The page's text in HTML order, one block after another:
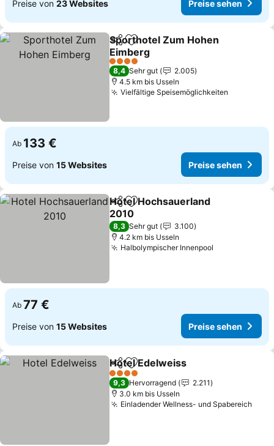
Preise von 23 Websites Preise sehen
TeilenZu Favoriten hinzufügen
Sporthotel Zum Hohen
Eimberg
Preise sehen
4 Sterne
8,4 Sehr gut
2.005
4.5 km bis Usseln
Vielfältige Speisemöglichkeiten
Ab 133 €
Preise von 15 Websites Preise sehen
TeilenZu Favoriten hinzufügen
Hotel Hochsauerland
2010
Preise sehen
8,3 Sehr gut
3.100
4.2 km bis Usseln
Halbolympischer Innenpool
Ab 77 €
Preise von 15 Websites Preise sehen
TeilenZu Favoriten hinzufügen
Hotel Edelweiss
4 Sterne
9,3 Hervorragend
2.211
3.0 km bis Usseln
Einladender Wellness- und Spabereich